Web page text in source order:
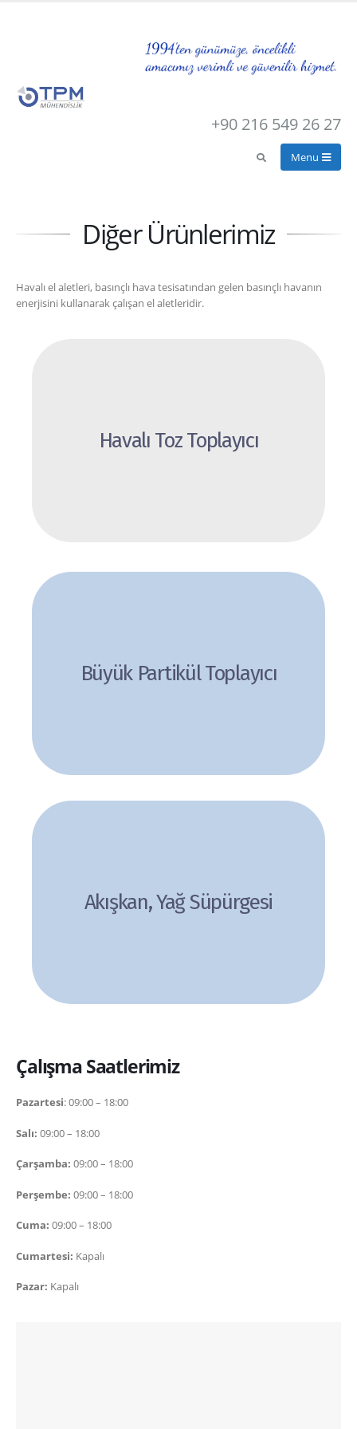
+90 216 549 26 27
Diğer Ürünlerimiz
Havalı el aletleri, basınçlı hava tesisatından gelen basınçlı havanın
enerjisini kullanarak çalışan el aletleridir.
İncele
Havalı Toz Toplayıcı
İncele
Büyük Partikül Toplayıcı
İncele
Akışkan, Yağ Süpürgesi
Çalışma Saatlerimiz
Pazartesi: 09:00 – 18:00
Salı: 09:00 – 18:00
Çarşamba: 09:00 – 18:00
Perşembe: 09:00 – 18:00
Cuma: 09:00 – 18:00
Cumartesi: Kapalı
Pazar: Kapalı